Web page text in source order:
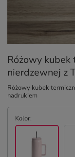
Różowy
nierdzewnej z
Różowy kubek
nadrukiem
Kolor